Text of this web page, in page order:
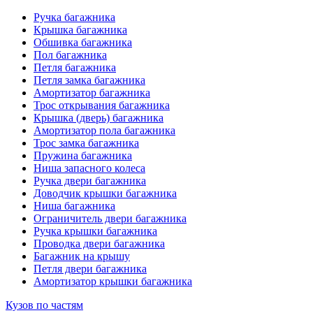
Ручка багажника
Крышка багажника
Обшивка багажника
Пол багажника
Петля багажника
Петля замка багажника
Амортизатор багажника
Трос открывания багажника
Крышка (дверь) багажника
Амортизатор пола багажника
Трос замка багажника
Пружина багажника
Ниша запасного колеса
Ручка двери багажника
Доводчик крышки багажника
Ниша багажника
Ограничитель двери багажника
Ручка крышки багажника
Проводка двери багажника
Багажник на крышу
Петля двери багажника
Амортизатор крышки багажника
Кузов по частям